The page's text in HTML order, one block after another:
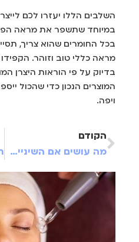
השלבים הללו יעזרו לכם לייצר
במיוחד שתשפר את מראה
בכל החומרים שהוא צריך,
מראה כללי טוב וזוהר.
בדיוק על פי הוראות היצרן
המוצרים הנכון כדי שהכול
ויפה.
הקודם
מה עושים אם השיניים הטוחנות נפגעו בתאונת דרכים?